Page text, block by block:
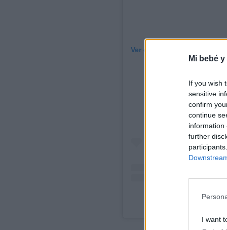
Mi bebé
If you wish
sensitive
confirm
continue
information
further
I want
Ver esta publicación en
Una publicación